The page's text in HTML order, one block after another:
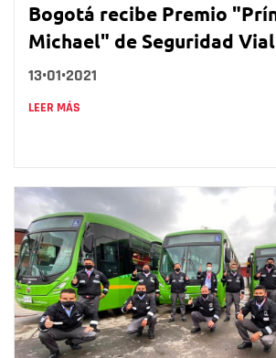
Bogotá recibe Premio
Michael" de Seguridad Vial
13•01•2021
LEER MÁS